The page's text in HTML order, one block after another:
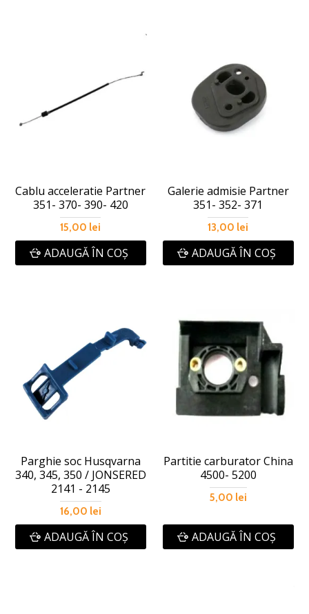
Cablu acceleratie Partner
351- 370- 390- 420
15,00 lei
ADAUGĂ ÎN COŞ
Galerie admisie Partner
351- 352- 371
13,00 lei
ADAUGĂ ÎN COŞ
Parghie soc Husqvarna
340, 345, 350 / JONSERED
2141 - 2145
16,00 lei
ADAUGĂ ÎN COŞ
Partitie carburator China
4500- 5200
5,00 lei
ADAUGĂ ÎN COŞ